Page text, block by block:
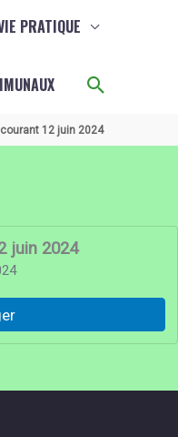
PRATIQUE
12 juin 2024
juin 2024